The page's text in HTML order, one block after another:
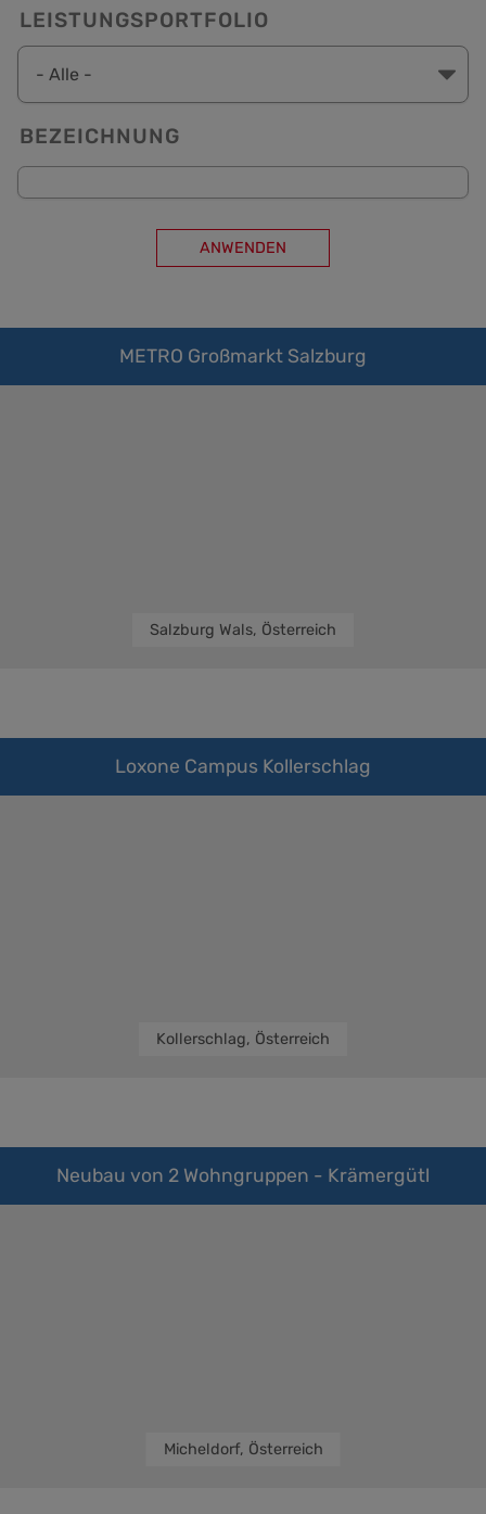
LEISTUNGSPORTFOLIO
BEZEICHNUNG
METRO Großmarkt Salzburg
Salzburg Wals, Österreich
Loxone Campus Kollerschlag
Kollerschlag, Österreich
Neubau von 2 Wohngruppen - Krämergütl
Micheldorf, Österreich